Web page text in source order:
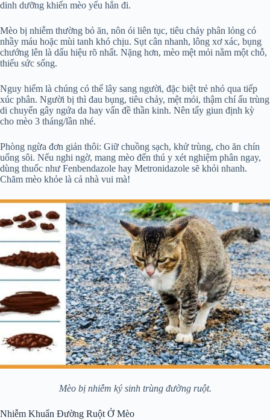
dinh dưỡng khiến mèo yếu hẳn đi.
Mèo bị nhiễm thường bỏ ăn, nôn ói liên tục, tiêu chảy phân lỏng có
nhầy máu hoặc mùi tanh khó chịu. Sụt cân nhanh, lông xơ xác, bụng
chướng lên là dấu hiệu rõ nhất. Nặng hơn, mèo mệt mỏi nằm một chỗ,
thiếu sức sống.
Nguy hiểm là chúng có thể lây sang người, đặc biệt trẻ nhỏ qua tiếp
xúc phân. Người bị thì đau bụng, tiêu chảy, mệt mỏi, thậm chí ấu trùng
di chuyển gây ngứa da hay vấn đề thần kinh. Nên tẩy giun định kỳ
cho mèo 3 tháng/lần nhé.
Phòng ngừa đơn giản thôi: Giữ chuồng sạch, khử trùng, cho ăn chín
uống sôi. Nếu nghi ngờ, mang mèo đến thú y xét nghiệm phân ngay,
dùng thuốc như Fenbendazole hay Metronidazole sẽ khỏi nhanh.
Chăm mèo khỏe là cả nhà vui mà!
Mèo bị nhiễm ký sinh trùng đường ruột.
Nhiễm Khuẩn Đường Ruột Ở Mèo